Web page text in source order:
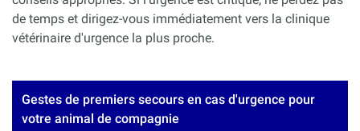
de temps et dirigez-vous immédiatement vers la clinique
vétérinaire d'urgence la plus proche.
Gestes de premiers secours en cas d'urgence pour
votre animal de compagnie